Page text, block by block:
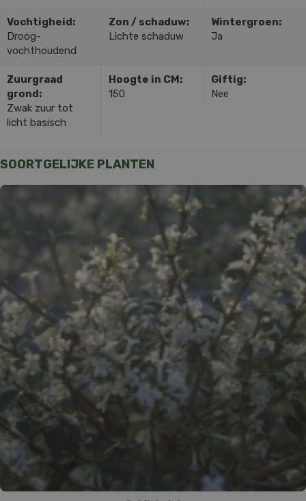
Vochtigheid:
Droog-
vochthoudend
Zon / schaduw:
Lichte schaduw
Wintergroen:
Ja
Zuurgraad
grond:
Zwak zuur tot
licht basisch
Hoogte in CM:
150
Giftig:
Nee
SOORTGELIJKE PLANTEN